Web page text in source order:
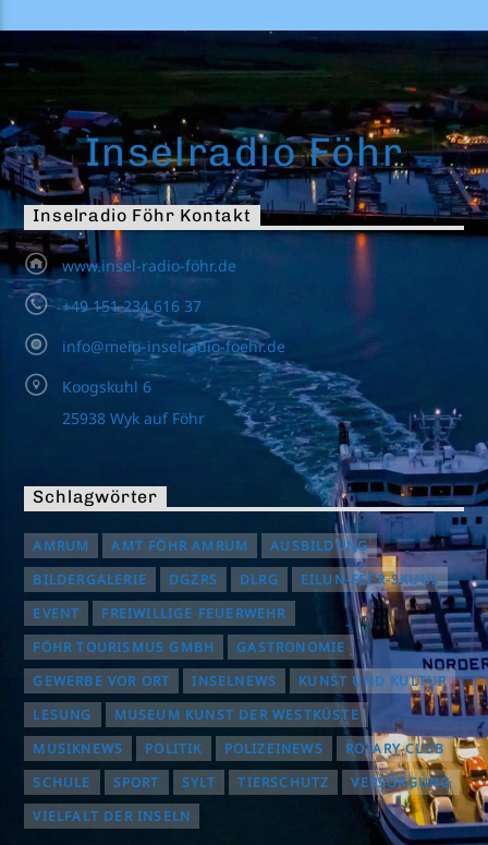
Inselradio Föhr
Inselradio Föhr Kontakt
www.insel-radio-föhr.de
+49 151 234 616 37
info@mein-inselradio-foehr.de
Koogskuhl 6
25938 Wyk auf Föhr
Schlagwörter
AMRUM AMT FÖHR AMRUM
AUSBILDUNG
BILDERGALERIE
DGZRS DLRG
EILUN-FEER-SKUUL
EVENT
FREIWILLIGE FEUERWEHR
FÖHR TOURISMUS GMBH
GASTRONOMIE
GEWERBE VOR ORT
INSELNEWS
KUNST UND KULTUR
LESUNG
MUSEUM KUNST DER WESTKÜSTE
MUSIKNEWS
POLITIK POLIZEINEWS
ROTARY CLUB
SCHULE
SPORT SYLT TIERSCHUTZ
VERSORGUNG
VIELFALT DER INSELN